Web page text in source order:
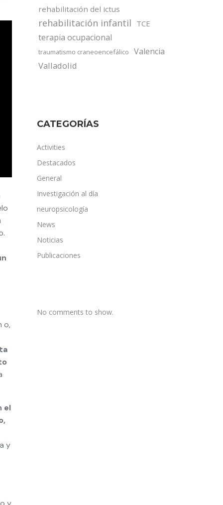
o,
el
y
rehabilitación del ictus
rehabilitación infantil TCE
terapia ocupacional
traumatismo craneoencefálico Valencia
Valladolid
CATEGORÍAS
Activities
Destacados
General
Investigación al día
neuropsicología
News
Noticias
Publicaciones
No comments to show.